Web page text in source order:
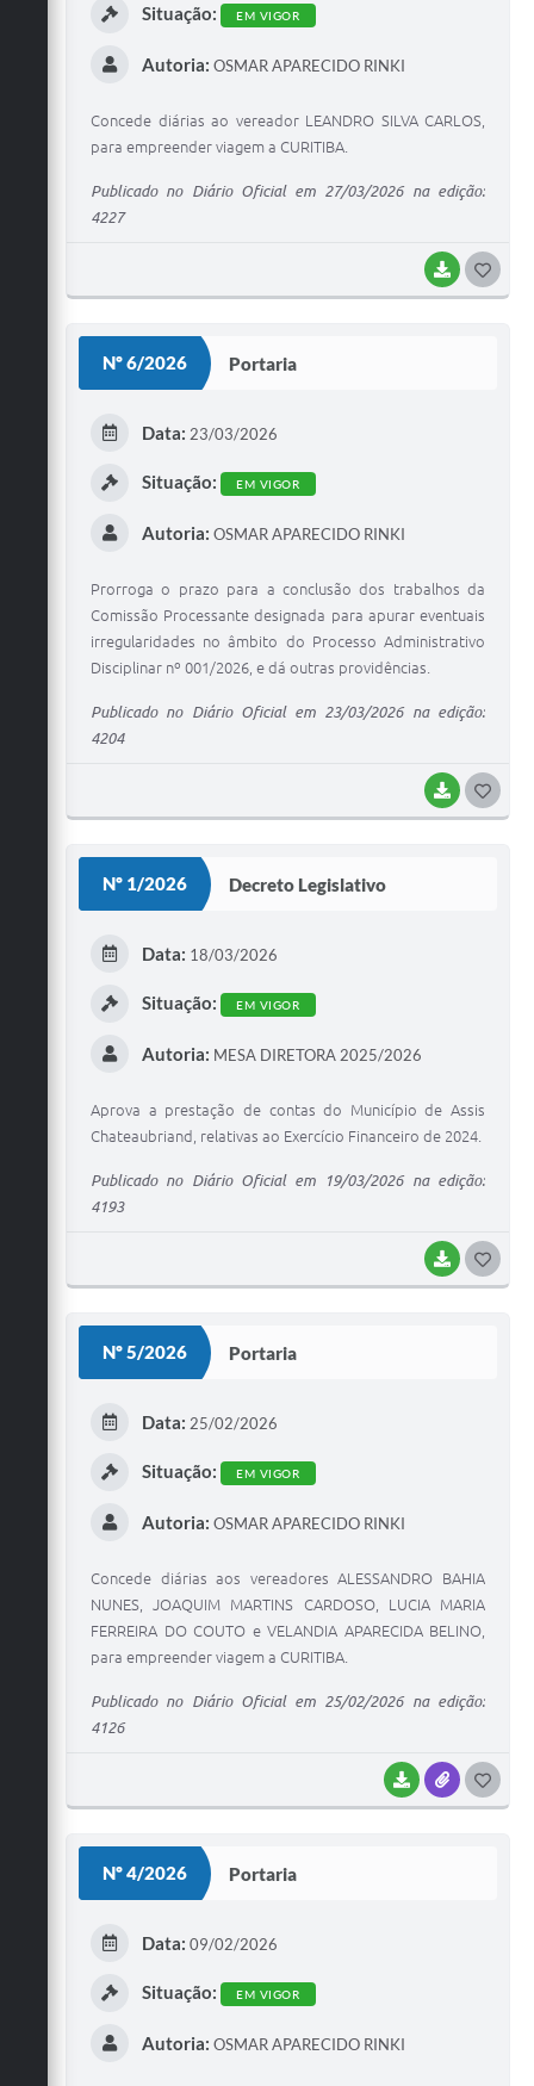
BAIXAR
Situação: EM VIGOR
Autoria: OSMAR APARECIDO RINKI
Concede diárias ao vereador LEANDRO SILVA CARLOS,
para empreender viagem a CURITIBA.
Publicado no Diário Oficial em 27/03/2026 na edição:
4227
Nº 6/2026 Portaria
BAIXAR
Data: 23/03/2026
Situação: EM VIGOR
Autoria: OSMAR APARECIDO RINKI
Prorroga o prazo para a conclusão dos trabalhos da
Comissão Processante designada para apurar eventuais
irregularidades no âmbito do Processo Administrativo
Disciplinar nº 001/2026, e dá outras providências.
Publicado no Diário Oficial em 23/03/2026 na edição:
4204
Nº 1/2026 Decreto Legislativo
BAIXAR
Data: 18/03/2026
Situação: EM VIGOR
Autoria: MESA DIRETORA 2025/2026
Aprova a prestação de contas do Município de Assis
Chateaubriand, relativas ao Exercício Financeiro de 2024.
Publicado no Diário Oficial em 19/03/2026 na edição:
4193
Nº 5/2026 Portaria
BAIXARANEXOS
Data: 25/02/2026
Situação: EM VIGOR
Autoria: OSMAR APARECIDO RINKI
Concede diárias aos vereadores ALESSANDRO BAHIA
NUNES, JOAQUIM MARTINS CARDOSO, LUCIA MARIA
FERREIRA DO COUTO e VELANDIA APARECIDA BELINO,
para empreender viagem a CURITIBA.
Publicado no Diário Oficial em 25/02/2026 na edição:
4126
Nº 4/2026 Portaria
Data: 09/02/2026
Situação: EM VIGOR
Autoria: OSMAR APARECIDO RINKI